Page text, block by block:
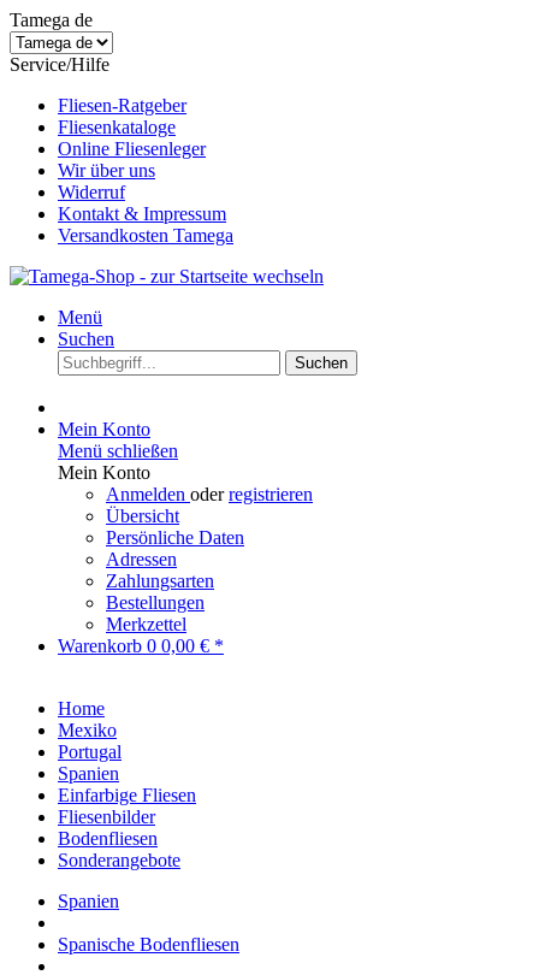
Tamega de
Service/Hilfe
Fliesen-Ratgeber
Fliesenkataloge
Online Fliesenleger
Wir über uns
Widerruf
Kontakt & Impressum
Versandkosten Tamega
Menü
Suchen
Suchen
Mein Konto
Menü schließen
Mein Konto
Anmelden oderregistrieren
Übersicht
Persönliche Daten
Adressen
Zahlungsarten
Bestellungen
Merkzettel
Warenkorb 0 0,00 € *
Home
Mexiko
Portugal
Spanien
Einfarbige Fliesen
Fliesenbilder
Bodenfliesen
Sonderangebote
Spanien
Spanische Bodenfliesen